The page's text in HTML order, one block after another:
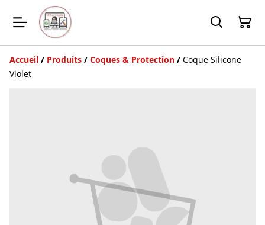
Accueil / Produits / Coques & Protection / Coque Silicone
Violet